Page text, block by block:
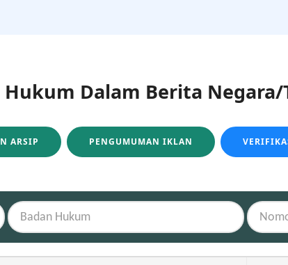
Dalam Berita
ARSIP PENGUMUMAN IKLAN